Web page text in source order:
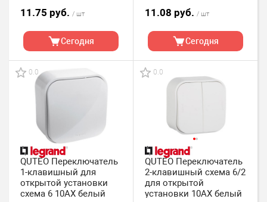
11.75 руб. / шт
Сегодня
11.08 руб. / шт
Сегодня
0.0
QUTEO Переключатель
1-клавишный для
открытой установки
схема 6 10АХ белый
0.0
QUTEO Переключатель
2-клавишный схема 6/2
для открытой
установки 10АХ белый